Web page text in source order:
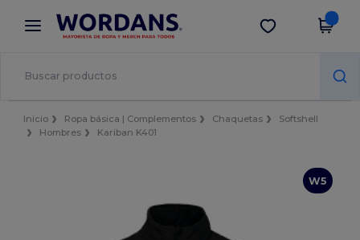
× App de Wordans
¡Mejores precios en app!
Descargar app
Inicio Ropa básica | Complementos Chaquetas
Softshell
Hombres
Kariban K401
W5